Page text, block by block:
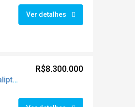
Ver detalhes
Casa Duplex – Condomínio Alameda dos Eucaliptos
R$8.300.000